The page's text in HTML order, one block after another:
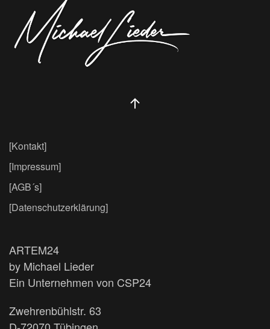
[Kontakt]
[Impressum]
[AGB´s]
[Datenschutzerklärung]
ARTEM24
by Michael Lieder
Ein Unternehmen von CSP24
Zwehrenbühlstr. 63